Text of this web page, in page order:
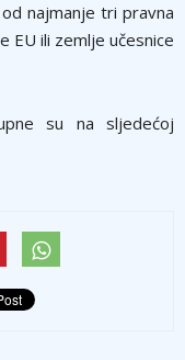
najmanje tri pravna
EU ili zemlјe učesnice
su na slјedećoj